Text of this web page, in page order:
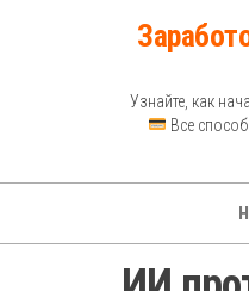
Узнайте, как
Все